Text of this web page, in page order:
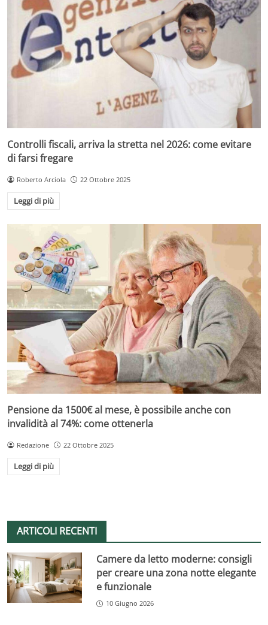
Controlli fiscali, arriva la stretta nel 2026: come evitare
di farsi fregare
Roberto Arciola 22 Ottobre 2025
Leggi di più
Pensione da 1500€ al mese, è possibile anche con
invalidità al 74%: come ottenerla
Redazione 22 Ottobre 2025
Leggi di più
ARTICOLI RECENTI
Camere da letto moderne: consigli
per creare una zona notte elegante
e funzionale
10 Giugno 2026